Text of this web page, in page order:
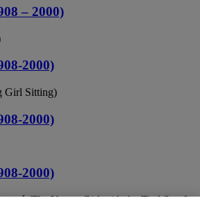
– 2000)
2000)
Girl Sitting)
2000)
2000)
(The Young Girl with the Tied Scarf)